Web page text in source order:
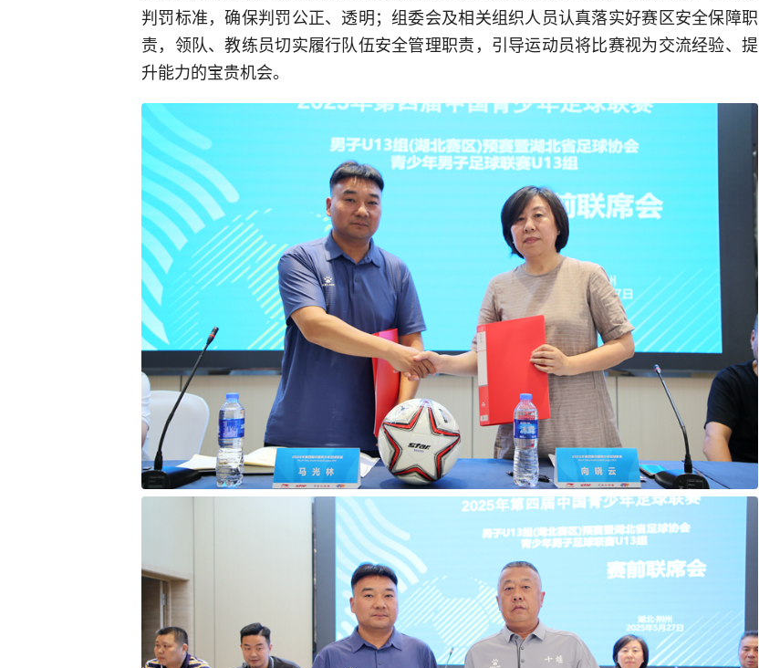
判罚标准，确保判罚公正、透明；组委会及相关组织人员认真落实好赛区安全保障职
责，领队、教练员切实履行队伍安全管理职责，引导运动员将比赛视为交流经验、提
升能力的宝贵机会。